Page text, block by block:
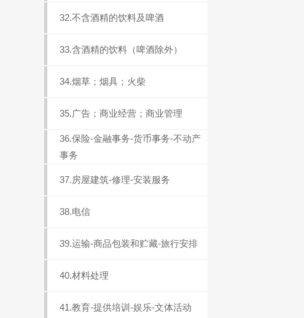
32.不含酒精的饮料及啤酒
33.含酒精的饮料（啤酒除外）
34.烟草；烟具；火柴
35.广告；商业经营；商业管理
36.保险-金融事务-货币事务-不动产
事务
37.房屋建筑-修理-安装服务
38.电信
39.运输-商品包装和贮藏-旅行安排
40.材料处理
41.教育-提供培训-娱乐-文体活动